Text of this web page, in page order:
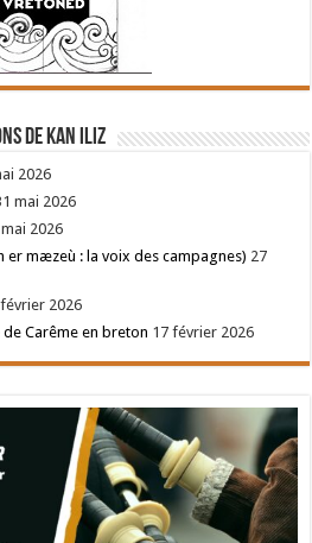
de Kan Iliz
2026
mai 2026
2026
er mæzeù : la voix des campagnes) 27
2026
Carême en breton 17 février 2026